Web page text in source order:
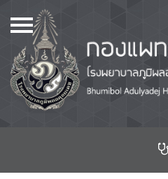
เมนู
Home
เกี่ยวกับเรา
หลักสูตร
ศูนย์วิทยบริการ และห้องสมุด